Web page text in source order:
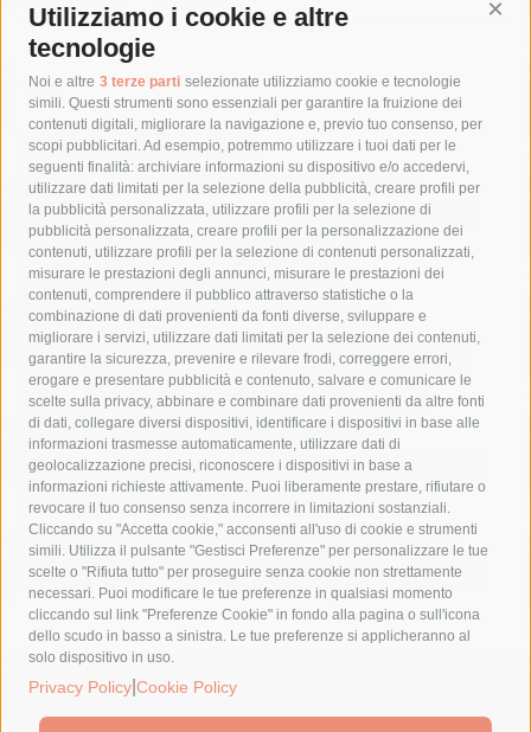
Utilizziamo i cookie e altre
tecnologie
Noi e altre 3 terze parti selezionate utilizziamo cookie e tecnologie
simili. Questi strumenti sono essenziali per garantire la fruizione dei
contenuti digitali, migliorare la navigazione e, previo tuo consenso, per
scopi pubblicitari. Ad esempio, potremmo utilizzare i tuoi dati per le
seguenti finalità: archiviare informazioni su dispositivo e/o accedervi,
utilizzare dati limitati per la selezione della pubblicità, creare profili per
la pubblicità personalizzata, utilizzare profili per la selezione di
pubblicità personalizzata, creare profili per la personalizzazione dei
contenuti, utilizzare profili per la selezione di contenuti personalizzati,
misurare le prestazioni degli annunci, misurare le prestazioni dei
contenuti, comprendere il pubblico attraverso statistiche o la
combinazione di dati provenienti da fonti diverse, sviluppare e
migliorare i servizi, utilizzare dati limitati per la selezione dei contenuti,
garantire la sicurezza, prevenire e rilevare frodi, correggere errori,
erogare e presentare pubblicità e contenuto, salvare e comunicare le
scelte sulla privacy, abbinare e combinare dati provenienti da altre fonti
di dati, collegare diversi dispositivi, identificare i dispositivi in base alle
informazioni trasmesse automaticamente, utilizzare dati di
geolocalizzazione precisi, riconoscere i dispositivi in base a
informazioni richieste attivamente. Puoi liberamente prestare, rifiutare o
revocare il tuo consenso senza incorrere in limitazioni sostanziali.
Cliccando su "Accetta cookie," acconsenti all'uso di cookie e strumenti
simili. Utilizza il pulsante "Gestisci Preferenze" per personalizzare le tue
scelte o "Rifiuta tutto" per proseguire senza cookie non strettamente
necessari. Puoi modificare le tue preferenze in qualsiasi momento
cliccando sul link "Preferenze Cookie" in fondo alla pagina o sull'icona
dello scudo in basso a sinistra. Le tue preferenze si applicheranno al
solo dispositivo in uso.
Privacy Policy Cookie Policy
Tag
acqua allerta meteo
anas
area marina protetta di punta campanella
arresto
Asl Napoli 3 sud
capitaneria di porto capri
carabinieri
castellammare di stabia
circumvesuviana
comune di sorrento
concerto
contagi
costiera amalfitana
covid-19 eav
elezioni
fondazione sorrento
gori guardia costiera
incidente
lavori
lorenzo balducelli mare
massa lubrense
massimo coppola
Meta napoli
ordinanza
penisola sorrentina
piano di sorrento
polizia municipale
protezione civile
Regione Campania
sant'agnello
sindaco cuomo
sorrento studenti temporali
treni
turismo
Vico Equense villa fiorentino vincenzo de luca
© 2015 SorrentoPress. All rights reserved.
Il giornale online della Penisola Sorrentina